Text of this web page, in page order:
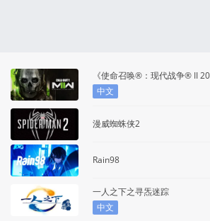
《使命召唤®：现代战争® II
中文
漫威蜘蛛侠2
Rain98
一人之下之寻炁迷踪
中文